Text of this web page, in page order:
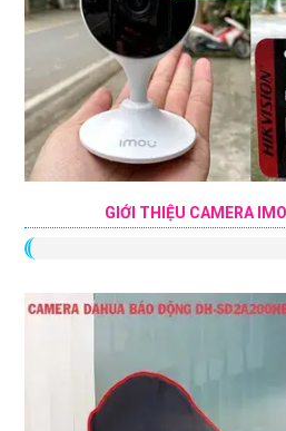
GIỚI THIỆU CAMERA